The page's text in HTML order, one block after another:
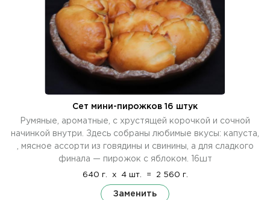
Сет мини-пирожков 16 штук
Румяные, ароматные, с хрустящей корочкой и сочной
начинкой внутри. Здесь собраны любимые вкусы: капуста,
, мясное ассорти из говядины и свинины, а для сладкого
финала — пирожок с яблоком. 16шт
640 г. x 4 шт. = 2 560 г.
Заменить